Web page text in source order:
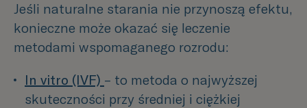
Jeśli naturalne starania nie przynoszą efektu,
konieczne może okazać się leczenie
metodami wspomaganego rozrodu:
In vitro (IVF) – to metoda o najwyższej
skuteczności przy średniej i ciężkiej